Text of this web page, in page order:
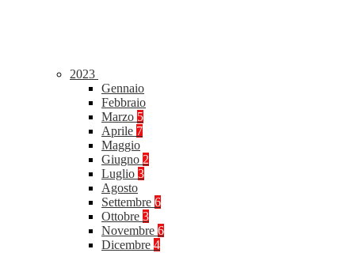
2023
Gennaio
Febbraio
Marzo 5
Aprile 7
Maggio
Giugno 2
Luglio 3
Agosto
Settembre 6
Ottobre 3
Novembre 6
Dicembre 4